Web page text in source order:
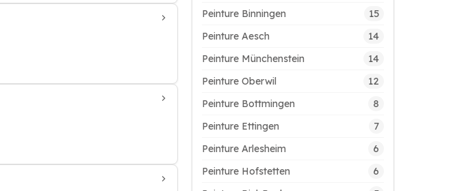
Peinture Binningen 15
Peinture Aesch 14
Peinture Münchenstein 14
Peinture Oberwil 12
Peinture Bottmingen 8
Peinture Ettingen 7
Peinture Arlesheim 6
Peinture Hofstetten 6